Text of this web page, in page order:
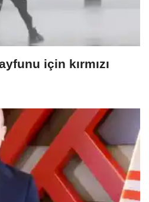
için kırmızı